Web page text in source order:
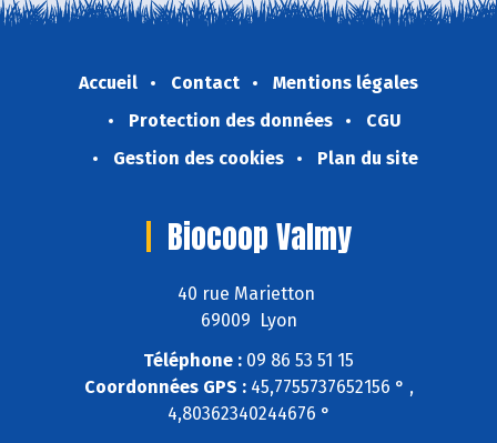
Accueil Contact
Mentions légales
Protection des données
CGU
Gestion des cookies
Plan du site
Biocoop Valmy
40 rue Marietton
69009 Lyon
Téléphone : 09 86 53 51 15
Coordonnées GPS :45,7755737652156 ° ,
4,80362340244676 °